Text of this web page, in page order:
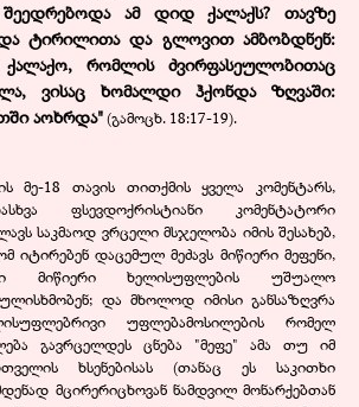
ამ დიდ ქალაქს? თავზე
და ტირილითა და გლოვით ამბობდნენ:
რომლის ძვირფასეულობითაც
ვისაც ხომალდი ჰქონდა ზღვაში:
აოხრდა"(გამოცხ. 18:17-19).
მე-18 თავის თითქმის ყველა კომენტარს,
ფსევდოქრისტიანი კომენტატორი
საკმაოდ ვრცელი მსჯელობა იმის შესახებ,
დაცემულ მეძავს მიწიერი მეფენი,
მიწიერი ხელისუფლების უშუალო
და მხოლოდ იმისი განსაზღვრა
უფლებამოსილების რომელ
გავრცელდეს ცნება "მეფე" ამა თუ იმ
ხსენებისას (თანაც ეს საკითხი
მცირერიცხოვან ნამდვილ მონარქებთან